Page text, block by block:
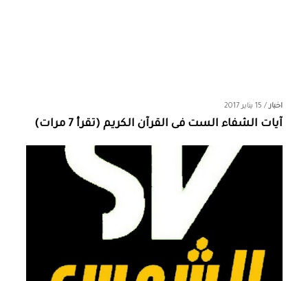
اخبار/ 15 يناير 2017
آيات الشفاء الست فى القرآن الكريم (تقرأ 7 مرات)